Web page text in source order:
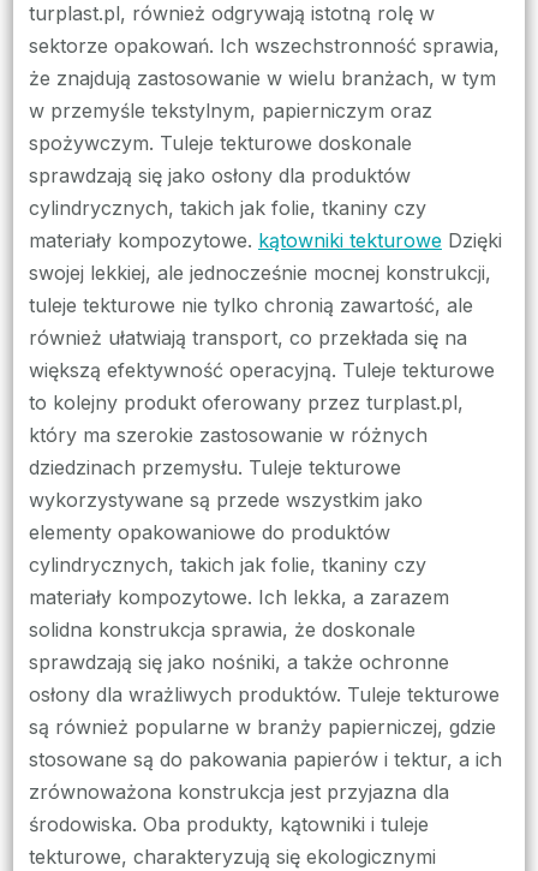
turplast.pl, również odgrywają istotną rolę w
sektorze opakowań. Ich wszechstronność sprawia,
że znajdują zastosowanie w wielu branżach, w tym
w przemyśle tekstylnym, papierniczym oraz
spożywczym. Tuleje tekturowe doskonale
sprawdzają się jako osłony dla produktów
cylindrycznych, takich jak folie, tkaniny czy
materiały kompozytowe. kątowniki tekturoweDzięki
swojej lekkiej, ale jednocześnie mocnej konstrukcji,
tuleje tekturowe nie tylko chronią zawartość, ale
również ułatwiają transport, co przekłada się na
większą efektywność operacyjną. Tuleje tekturowe
to kolejny produkt oferowany przez turplast.pl,
który ma szerokie zastosowanie w różnych
dziedzinach przemysłu. Tuleje tekturowe
wykorzystywane są przede wszystkim jako
elementy opakowaniowe do produktów
cylindrycznych, takich jak folie, tkaniny czy
materiały kompozytowe. Ich lekka, a zarazem
solidna konstrukcja sprawia, że doskonale
sprawdzają się jako nośniki, a także ochronne
osłony dla wrażliwych produktów. Tuleje tekturowe
są również popularne w branży papierniczej, gdzie
stosowane są do pakowania papierów i tektur, a ich
zrównoważona konstrukcja jest przyjazna dla
środowiska. Oba produkty, kątowniki i tuleje
tekturowe, charakteryzują się ekologicznymi